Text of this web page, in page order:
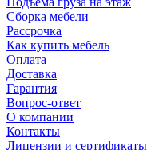
Сборка мебели
Рассрочка
Как купить мебель
Оплата
Доставка
Гарантия
Вопрос-ответ
О компании
Контакты
Лицензии и сертификаты